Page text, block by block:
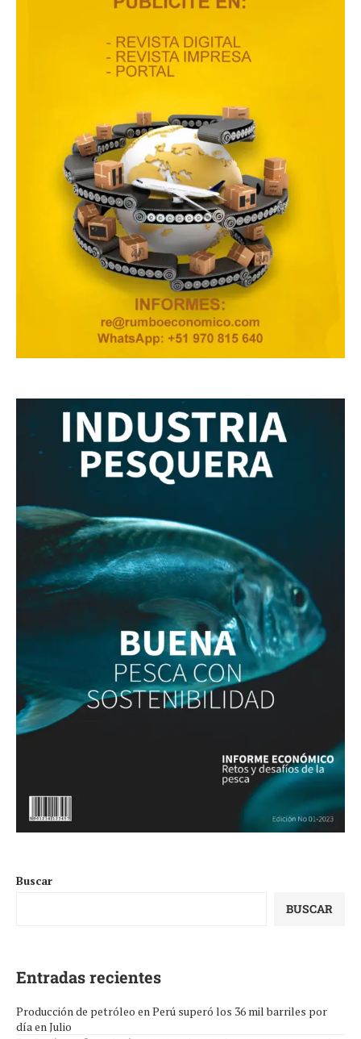
Buscar
BUSCAR
Entradas recientes
Producción de petróleo en Perú superó los 36 mil barriles por
día en Julio